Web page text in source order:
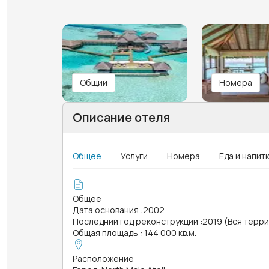
Общий Номера
Описание отеля
Общее Услуги Номера Еда и
Общее
Дата основания :2002
Последний год реконструкции :2019 (Вся
Общая площадь : 144 000 кв.м.
Расположение